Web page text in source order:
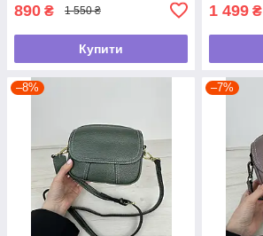
890 ₴ 1 550 ₴
Купити
1 499 ₴
–8% –7%